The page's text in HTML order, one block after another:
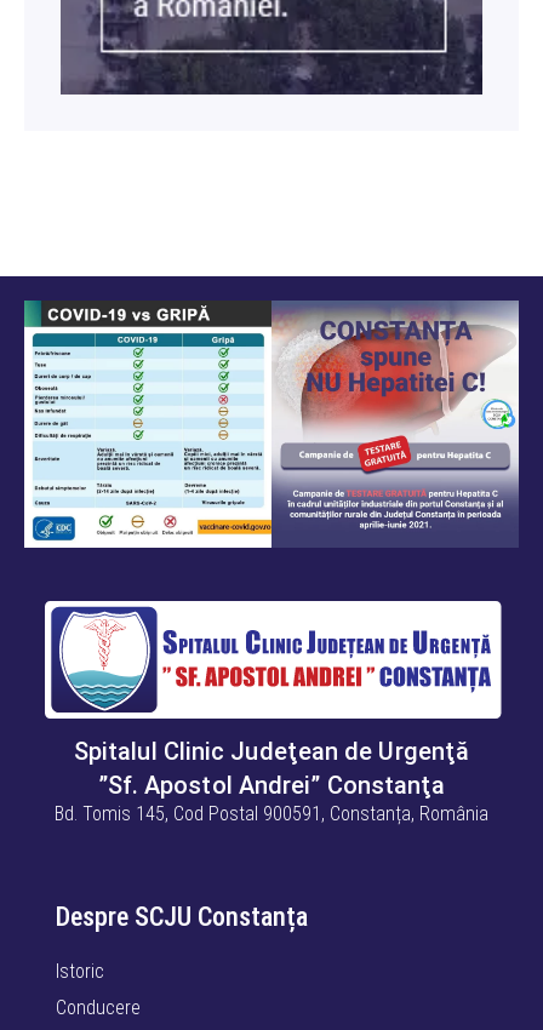
Spitalul Clinic Judeţean de Urgenţă
”Sf. Apostol Andrei” Constanţa
Bd. Tomis 145, Cod Postal 900591, Constanța, România
Despre SCJU Constanța
Istoric
Conducere